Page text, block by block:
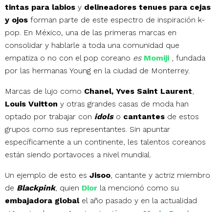
tintas para labios y delineadores tenues para cejas
y ojos forman parte de este espectro de inspiración k-
pop. En México, una de las primeras marcas en
consolidar y hablarle a toda una comunidad que
empatiza o no con el pop coreano es Momiji , fundada
por las hermanas Young en la ciudad de Monterrey.
Marcas de lujo como Chanel, Yves Saint Laurent,
Louis Vuitton y otras grandes casas de moda han
optado por trabajar con idolso cantantes de estos
grupos como sus representantes. Sin apuntar
específicamente a un continente, les talentos coreanos
están siendo portavoces a nivel mundial.
Un ejemplo de esto es Jisoo, cantante y actriz miembro
de Blackpink, quien Dior la mencionó como su
embajadora globalel año pasado y en la actualidad